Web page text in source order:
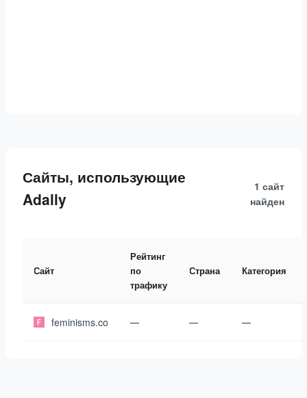
Сайты, использующие
Adally
1 сайт
найден
Сайт
Рейтинг
по
трафику
Страна Категория
feminisms.co — — —